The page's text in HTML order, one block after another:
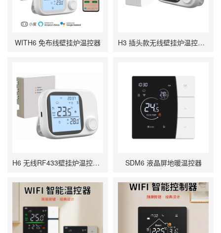
WITH6 免布线壁挂炉温控器 H3 插头款无线壁挂炉温控器（国内版）
H6 无线RF433壁挂炉温控器 （国外版） SDM6 液晶屏地暖温控器